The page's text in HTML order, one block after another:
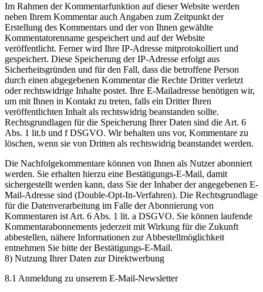
Im Rahmen der Kommentarfunktion auf dieser Website werden
neben Ihrem Kommentar auch Angaben zum Zeitpunkt der
Erstellung des Kommentars und der von Ihnen gewählte
Kommentatorenname gespeichert und auf der Website
veröffentlicht. Ferner wird Ihre IP-Adresse mitprotokolliert und
gespeichert. Diese Speicherung der IP-Adresse erfolgt aus
Sicherheitsgründen und für den Fall, dass die betroffene Person
durch einen abgegebenen Kommentar die Rechte Dritter verletzt
oder rechtswidrige Inhalte postet. Ihre E-Mailadresse benötigen wir,
um mit Ihnen in Kontakt zu treten, falls ein Dritter Ihren
veröffentlichten Inhalt als rechtswidrig beanstanden sollte.
Rechtsgrundlagen für die Speicherung Ihrer Daten sind die Art. 6
Abs. 1 lit.b und f DSGVO. Wir behalten uns vor, Kommentare zu
löschen, wenn sie von Dritten als rechtswidrig beanstandet werden.
Die Nachfolgekommentare können von Ihnen als Nutzer abonniert
werden. Sie erhalten hierzu eine Bestätigungs-E-Mail, damit
sichergestellt werden kann, dass Sie der Inhaber der angegebenen E-
Mail-Adresse sind (Double-Opt-In-Verfahren). Die Rechtsgrundlage
für die Datenverarbeitung im Falle der Abonnierung von
Kommentaren ist Art. 6 Abs. 1 lit. a DSGVO. Sie können laufende
Kommentarabonnements jederzeit mit Wirkung für die Zukunft
abbestellen, nähere Informationen zur Abbestellmöglichkeit
entnehmen Sie bitte der Bestätigungs-E-Mail.
8) Nutzung Ihrer Daten zur Direktwerbung
8.1 Anmeldung zu unserem E-Mail-Newsletter